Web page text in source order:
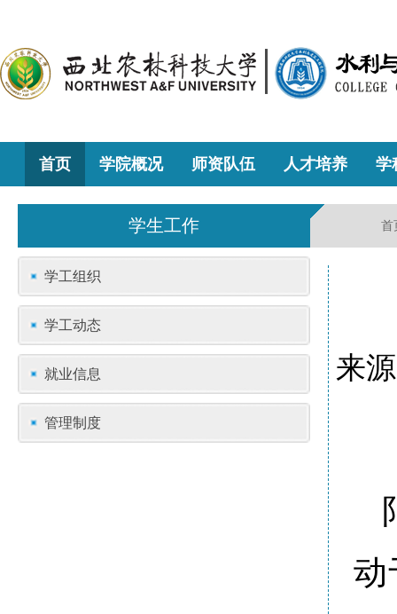
首页 学院概况 师资队伍 人才培养 学
学生工作 首
学工组织
学工动态
就业信息
管理制度
来
动